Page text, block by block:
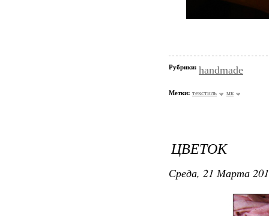
Рубрики: handmade
Метки: текстиль мк
ЦВЕТОК
Среда, 21 Марта